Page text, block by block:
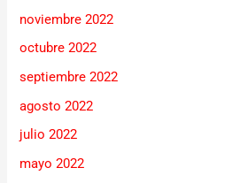
noviembre 2022
octubre 2022
septiembre 2022
agosto 2022
julio 2022
mayo 2022